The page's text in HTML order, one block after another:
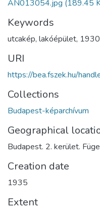
AN013054.jpg (189.45
Keywords
utcakép, lakóépület,
URI
https://bea.fszek.hu/
Collections
Budapest-képarchívum
Geographical
Budapest. 2. kerület.
Creation date
1935
Extent